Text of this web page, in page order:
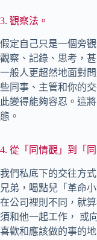
3. 觀察法。
假定自己只是一個旁
觀察、記錄、思考，
一般人更超然地面對
些同事、主管和你的
此變得能夠容忍。這
態。
4. 從「同情觀」到「同
我們私底下的交往方
兄弟，喝點兒「革命
在公司裡則不同，就
須和他一起工作， 或
喜歡和應該做的事的